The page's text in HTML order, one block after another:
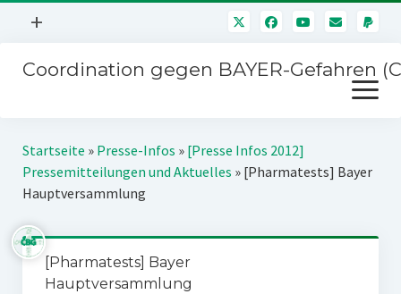
Menü
+
Mitmachen
Über uns
Kontakt
Impressum
Störfälle
Coordination gegen BAYER-Gefahren
Menü
öffnen
Kampagnen
Stichwort BAYER
Jahrestagung
Startseite » Presse-Infos » [Presse Infos 2012]
Pressemitteilungen und Aktuelles » [Pharmatests] Bayer
Hauptversammlung
[Pharmatests] Bayer
Hauptversammlung